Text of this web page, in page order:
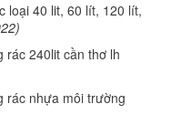
loại 40 lit, 60 lít, 120 lít,
rác 240lit cần thơ lh
rác nhựa môi trường